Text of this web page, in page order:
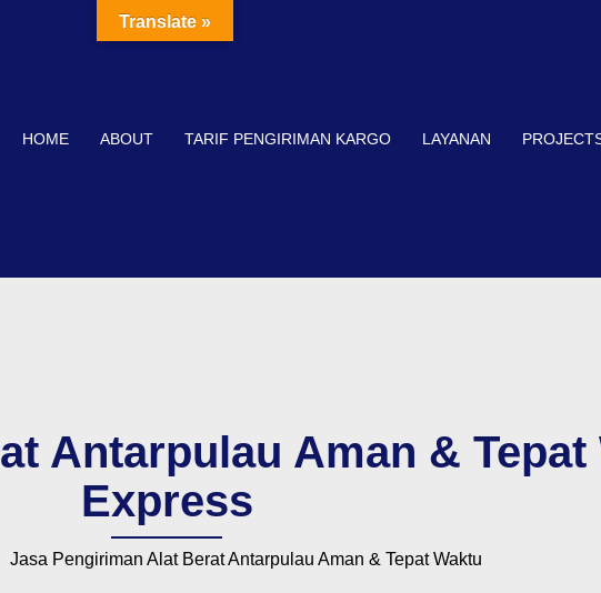
HOME ABOUT TARIF PENGIRIMAN KARGO LAYANAN
Antarpulau Aman & Tepat
Express
Pengiriman Alat Berat Antarpulau Aman & Tepat Waktu
Translate »